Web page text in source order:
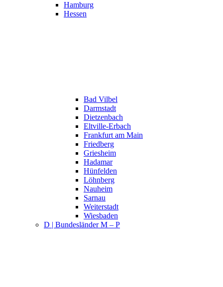
Hamburg
Hessen
Bad Vilbel
Darmstadt
Dietzenbach
Eltville-Erbach
Frankfurt am Main
Friedberg
Griesheim
Hadamar
Hünfelden
Löhnberg
Nauheim
Sarnau
Weiterstadt
Wiesbaden
D | Bundesländer M – P